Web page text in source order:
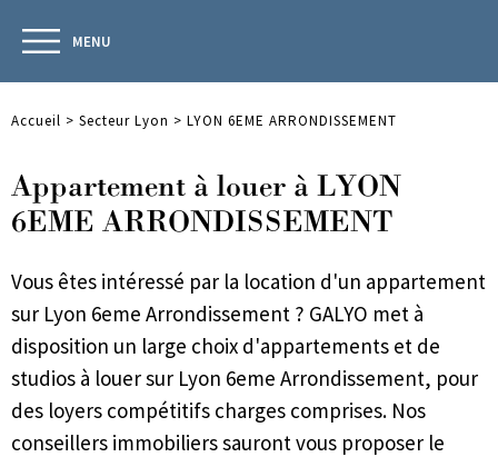
MENU
Accueil > Secteur Lyon > LYON 6EME ARRONDISSEMENT
Appartement à louer à LYON
6EME ARRONDISSEMENT
Vous êtes intéressé par la location d'un appartement
sur Lyon 6eme Arrondissement ? GALYO met à
disposition un large choix d'appartements et de
studios à louer sur Lyon 6eme Arrondissement, pour
des loyers compétitifs charges comprises. Nos
conseillers immobiliers sauront vous proposer le